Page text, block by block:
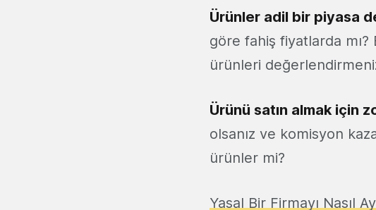
Ürünler adil bir piyasa
göre fahiş fiyatlarda
ürünleri
Ürünü satın almak için
olsanız ve komisyon
ürünler mi?
Yasal Bir Firmayı Nasıl